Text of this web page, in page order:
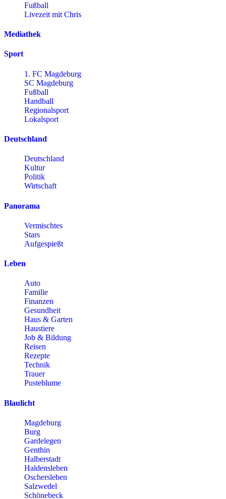
Fußball
Livezeit mit Chris
Mediathek
Sport
1. FC Magdeburg
SC Magdeburg
Fußball
Handball
Regionalsport
Lokalsport
Deutschland
Deutschland
Kultur
Politik
Wirtschaft
Panorama
Vermischtes
Stars
Aufgespießt
Leben
Auto
Familie
Finanzen
Gesundheit
Haus & Garten
Haustiere
Job & Bildung
Reisen
Rezepte
Technik
Trauer
Pusteblume
Blaulicht
Magdeburg
Burg
Gardelegen
Genthin
Halberstadt
Haldensleben
Oschersleben
Salzwedel
Schönebeck